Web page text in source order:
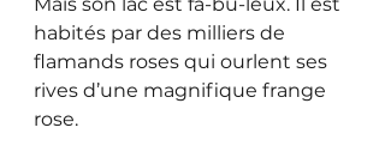
habités par des milliers de
flamands roses qui ourlent ses
rives d’une magnifique frange
rose.